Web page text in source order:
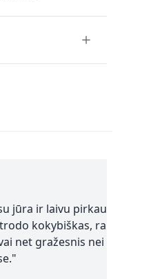
jūra ir laivu pirkau
kokybiškas, ramus
net gražesnis nei
"